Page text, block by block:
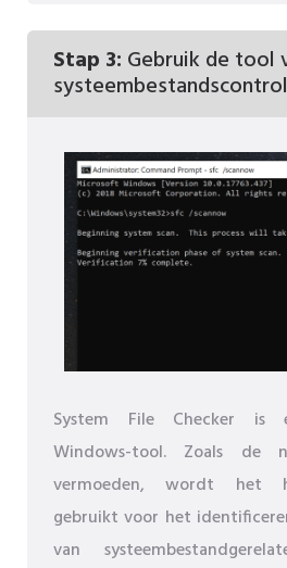
Stap 3: Gebruik de tool
System File Checker is
Windows-tool. Zoals de
vermoeden, wordt het
gebruikt voor het
van